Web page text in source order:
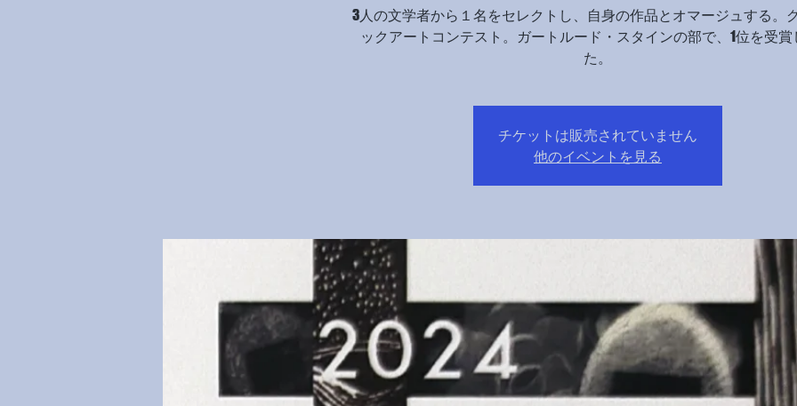
3人の文学者から１名をセレクトし、自身の作品とオマージュする。
ックアートコンテスト。ガートルード・スタインの部で、1位を受賞
た。
チケットは販売されていません
他のイベントを見る